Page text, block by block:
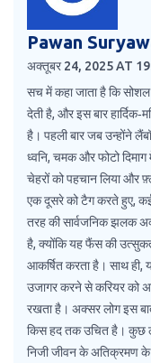
Pawan
अक्तूबर 24, 2025 AT
सच में कहा जाता है कि
देती है, और इस बार
है। पहली बार जब उन्होंने
ध्वनि, चमक और फोटो
चेहरों को पहचान लिया और
एक दूसरे को टैग करते हुए, कई
तरह की सार्वजनिक झलक
है, क्योंकि यह फैंस की
आकर्षित करता है। साथ ही,
उजागर करने से करियर को
रखता है। अक्सर लोग इस
किस हद तक उचित है। कुछ
निजी जीवन के अतिक्रमण के